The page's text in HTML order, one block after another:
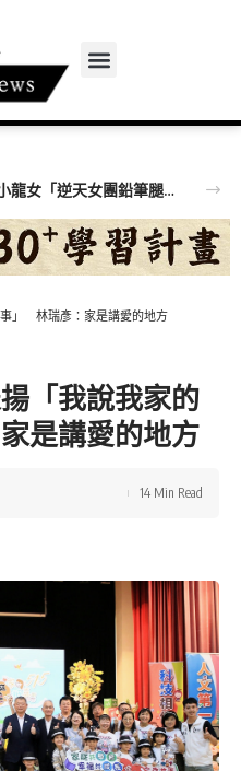
王彩樺擔任味全龍開球嘉賓 尬舞小龍女「逆天女團鉛筆腿」搶鏡
」 林瑞彥：家是講愛的地方
「我說我家的
是講愛的地方
14 Min Read